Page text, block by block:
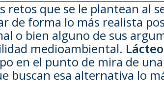
retos que se le plantean al
de forma lo más realista
o bien alguno de sus
medioambiental.
en el punto de mira de
buscan esa alternativa lo